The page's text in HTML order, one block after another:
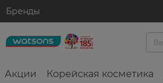
Бренды
Акции Корейская косметика